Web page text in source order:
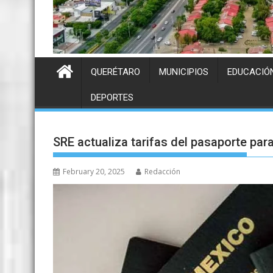
QUERÉTARO MUNICIPIOS
DEPORTES
SRE actualiza tarifas del pasaporte
February 20, 2025 Redacción